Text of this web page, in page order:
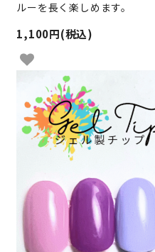
ルーを長く楽しめます。
1,100円(税込)